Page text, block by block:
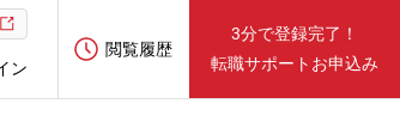
ン
閲覧履歴
3分で登録完了！
転職サポートお申込み